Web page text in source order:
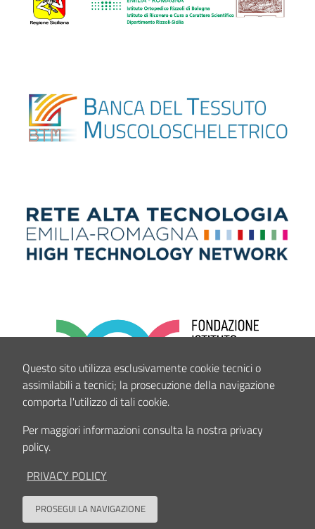
Questo sito utilizza esclusivamente cookie tecnici o
assimilabili a tecnici; la prosecuzione della navigazione
comporta l'utilizzo di tali cookie.
Per maggiori informazioni consulta la nostra privacy
policy.
PRIVACY POLICY
PROSEGUI LA NAVIGAZIONE